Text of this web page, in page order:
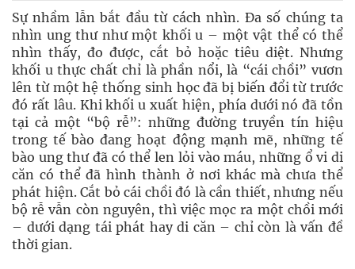
Sự nhầm lẫn bắt đầu từ cách nhìn. Đa số chúng ta
nhìn ung thư như một khối u – một vật thể có thể
nhìn thấy, đo được, cắt bỏ hoặc tiêu diệt. Nhưng
khối u thực chất chỉ là phần nổi, là “cái chồi” vươn
lên từ một hệ thống sinh học đã bị biến đổi từ trước
đó rất lâu. Khi khối u xuất hiện, phía dưới nó đã tồn
tại cả một “bộ rễ”: những đường truyền tín hiệu
trong tế bào đang hoạt động mạnh mẽ, những tế
bào ung thư đã có thể len lỏi vào máu, những ổ vi di
căn có thể đã hình thành ở nơi khác mà chưa thể
phát hiện. Cắt bỏ cái chồi đó là cần thiết, nhưng nếu
bộ rễ vẫn còn nguyên, thì việc mọc ra một chồi mới
– dưới dạng tái phát hay di căn – chỉ còn là vấn đề
thời gian.